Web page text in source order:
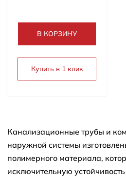
В КОРЗИНУ
Купить в 1 клик
Канализационные трубы и
наружной системы
полимерного материала,
исключительную